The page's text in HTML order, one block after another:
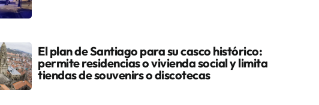
El plan de Santiago para su casco histórico:
permite residencias o vivienda social y limita
tiendas de souvenirs o discotecas